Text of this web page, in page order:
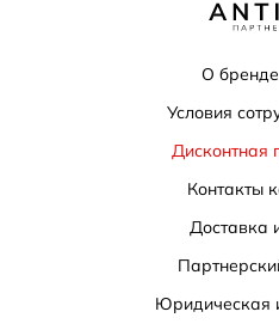
О
Условия
Дисконтная
Контакты
Доставка
Юридическая